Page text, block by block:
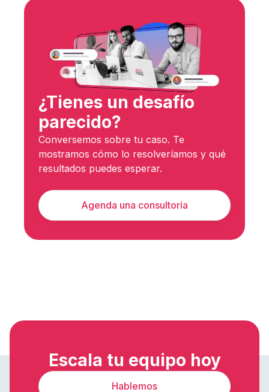
¿Tienes un desafío
parecido?
Conversemos sobre tu caso. Te
mostramos cómo lo resolveríamos y qué
resultados puedes esperar.
Agenda una consultoría
Escala tu equipo hoy
Hablemos